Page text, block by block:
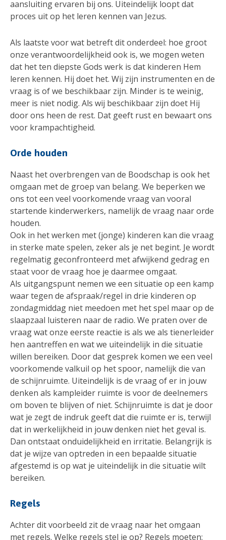
aansluiting ervaren bij ons. Uiteindelijk loopt dat
proces uit op het leren kennen van Jezus.
Als laatste voor wat betreft dit onderdeel: hoe groot
onze verantwoordelijkheid ook is, we mogen weten
dat het ten diepste Gods werk is dat kinderen Hem
leren kennen. Hij doet het. Wij zijn instrumenten en de
vraag is of we beschikbaar zijn. Minder is te weinig,
meer is niet nodig. Als wij beschikbaar zijn doet Hij
door ons heen de rest. Dat geeft rust en bewaart ons
voor krampachtigheid.
Orde houden
Naast het overbrengen van de Boodschap is ook het
omgaan met de groep van belang. We beperken we
ons tot een veel voorkomende vraag van vooral
startende kinderwerkers, namelijk de vraag naar orde
houden.
Ook in het werken met (jonge) kinderen kan die vraag
in sterke mate spelen, zeker als je net begint. Je wordt
regelmatig geconfronteerd met afwijkend gedrag en
staat voor de vraag hoe je daarmee omgaat.
Als uitgangspunt nemen we een situatie op een kamp
waar tegen de afspraak/regel in drie kinderen op
zondagmiddag niet meedoen met het spel maar op de
slaapzaal luisteren naar de radio. We praten over de
vraag wat onze eerste reactie is als we als tienerleider
hen aantreffen en wat we uiteindelijk in die situatie
willen bereiken. Door dat gesprek komen we een veel
voorkomende valkuil op het spoor, namelijk die van
de schijnruimte. Uiteindelijk is de vraag of er in jouw
denken als kampleider ruimte is voor de deelnemers
om boven te blijven of niet. Schijnruimte is dat je door
wat je zegt de indruk geeft dat die ruimte er is, terwijl
dat in werkelijkheid in jouw denken niet het geval is.
Dan ontstaat onduidelijkheid en irritatie. Belangrijk is
dat je wijze van optreden in een bepaalde situatie
afgestemd is op wat je uiteindelijk in die situatie wilt
bereiken.
Regels
Achter dit voorbeeld zit de vraag naar het omgaan
met regels. Welke regels stel je op? Regels moeten: